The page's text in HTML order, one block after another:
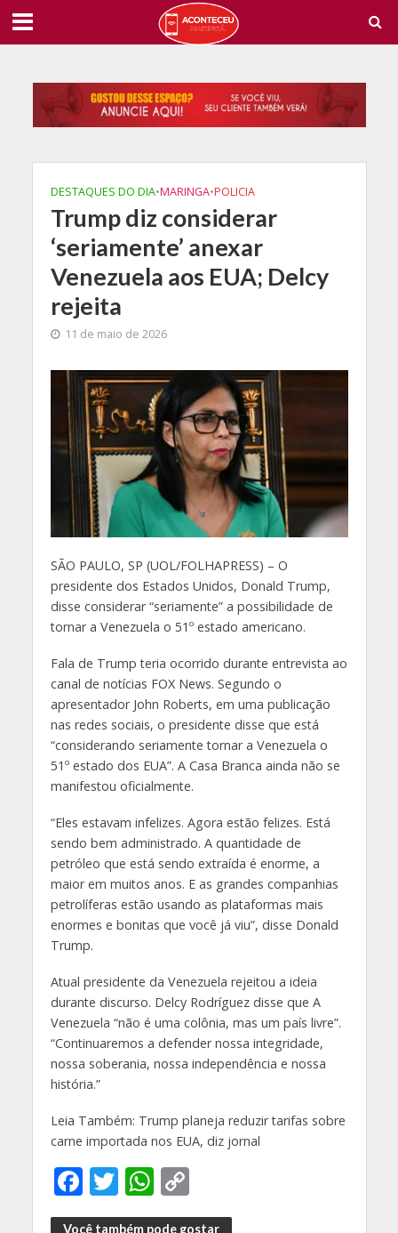
DESTAQUES DO DIA•MARINGA•POLICIA
Trump diz considerar
‘seriamente’ anexar
Venezuela aos EUA; Delcy
rejeita
11 de maio de 2026
SÃO PAULO, SP (UOL/FOLHAPRESS) – O
presidente dos Estados Unidos, Donald Trump,
disse considerar “seriamente” a possibilidade de
tornar a Venezuela o 51º estado americano.
Fala de Trump teria ocorrido durante entrevista ao
canal de notícias FOX News. Segundo o
apresentador John Roberts, em uma publicação
nas redes sociais, o presidente disse que está
“considerando seriamente tornar a Venezuela o
51º estado dos EUA”. A Casa Branca ainda não se
manifestou oficialmente.
“Eles estavam infelizes. Agora estão felizes. Está
sendo bem administrado. A quantidade de
petróleo que está sendo extraída é enorme, a
maior em muitos anos. E as grandes companhias
petrolíferas estão usando as plataformas mais
enormes e bonitas que você já viu”, disse Donald
Trump.
Atual presidente da Venezuela rejeitou a ideia
durante discurso. Delcy Rodríguez disse que A
Venezuela “não é uma colônia, mas um país livre”.
“Continuaremos a defender nossa integridade,
nossa soberania, nossa independência e nossa
história.”
Leia Também: Trump planeja reduzir tarifas sobre
carne importada nos EUA, diz jornal
F
ac
T
w
W
h
C
o
Você também pode gostar